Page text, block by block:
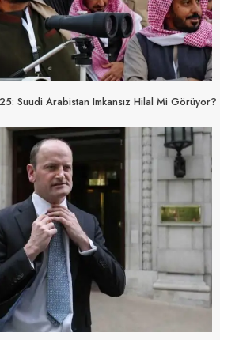
Suudi Arabistan Imkansız Hilal Mi Görüyor?